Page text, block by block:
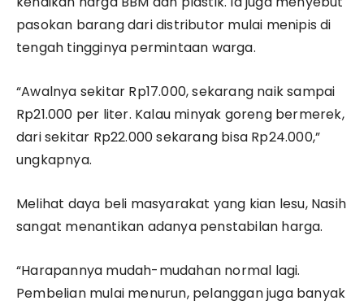
pasokan barang dari distributor mulai menipis di
tengah tingginya permintaan warga.
​“Awalnya sekitar Rp17.000, sekarang naik sampai
Rp21.000 per liter. Kalau minyak goreng bermerek,
dari sekitar Rp22.000 sekarang bisa Rp24.000,”
ungkapnya.
​Melihat daya beli masyarakat yang kian lesu, Nasih
sangat menantikan adanya penstabilan harga.
​“Harapannya mudah-mudahan normal lagi.
Pembelian mulai menurun, pelanggan juga banyak